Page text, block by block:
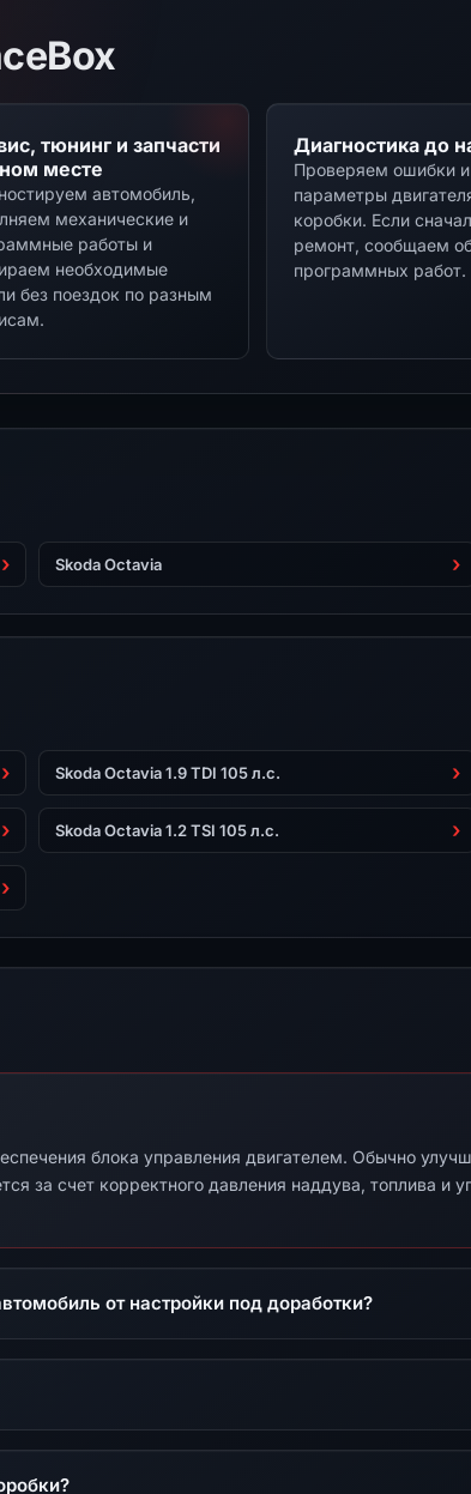
тюнинг и запчасти
месте
автомобиль,
механические и
работы и
необходимые
без поездок по разным
Диагностика до
Проверяем ошибки
параметры
коробки. Если
ремонт, сообщаем
программных работ.
Skoda Octavia
Skoda Octavia 1.9 TDI 105 л.с.
Skoda Octavia 1.2 TSI 105 л.с.
блока управления двигателем. Обычно
за счет корректного давления наддува, топлива и
от настройки под доработки?